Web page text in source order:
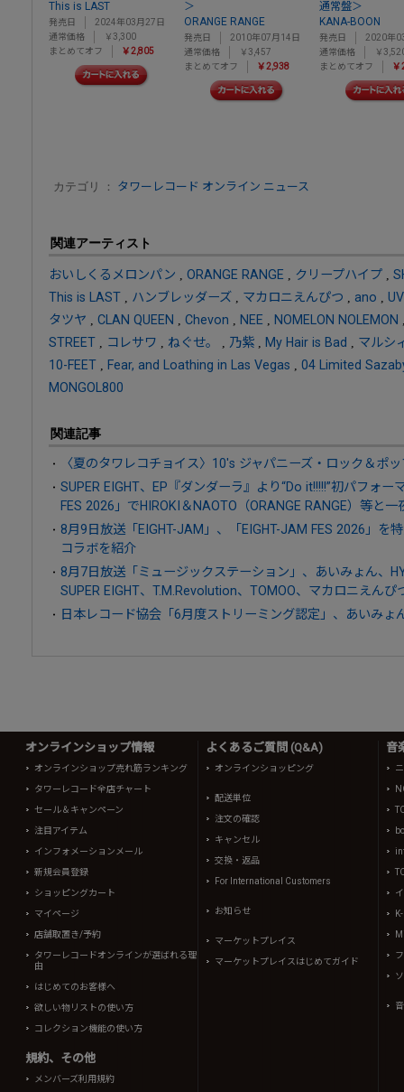
This is LAST
発売日
2024年03月27日
通常価格
￥3,300
まとめてオフ
￥2,805
＞
ORANGE RANGE
発売日
2010年07月14日
通常価格
￥3,457
まとめてオフ
￥2,938
通常盤＞
KANA-BOON
発売日
2020年
通常価格
￥
まとめてオフ
￥
カテゴリ ： タワーレコード オンライン ニュース
関連アーティスト
おいしくるメロンパン , ORANGE RANGE , クリープハイプ ,
This is LAST , ハンブレッダーズ , マカロニえんぴつ , ano ,
タツヤ , CLAN QUEEN , Chevon , NEE , NOMELON NOLEMON
STREET , コレサワ , ねぐせ。 , 乃紫 , My Hair is Bad , マルシ
10-FEET , Fear, and Loathing in Las Vegas , 04 Limited
MONGOL800
関連記事
〈夏のタワレコチョイス〉10's ジャパニーズ・ロック＆ポ
SUPER EIGHT、EP『ダンダーラ』より“Do it!!!!!”初パフォ
FES 2026」でHIROKI＆NAOTO（ORANGE RANGE）等と
8月9日放送「EIGHT-JAM」、「EIGHT-JAM FES 2026」を
コラボを紹介
8月7日放送「ミュージックステーション」、あいみょん、
SUPER EIGHT、T.M.Revolution、TOMOO、マカロニえんぴ
日本レコード協会「6月度ストリーミング認定」、あいみょ
オンラインショップ情報
オンラインショップ売れ筋ランキング
タワーレコード全店チャート
セール＆キャンペーン
注目アイテム
インフォメーションメール
新規会員登録
ショッピングカート
マイページ
店舗取置き/予約
タワーレコードオンラインが選ばれる理
由
はじめてのお客様へ
欲しい物リストの使い方
コレクション機能の使い方
規約、その他
メンバーズ利用規約
よくあるご質問 (Q&A)
オンラインショッピング
配送単位
注文の確認
キャンセル
交換・返品
For International Customers
お知らせ
マーケットプレイス
マーケットプレイスはじめてガイド
音